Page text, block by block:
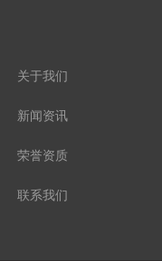
关于我们
新闻资讯
荣誉资质
联系我们